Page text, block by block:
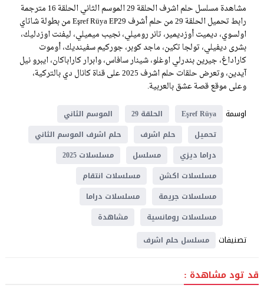
مشاهدة مسلسل حلم اشرف الحلقة 29 الموسم الثاني الحلقة 16 مترجمة
رابط تحميل الحلقة 29 من حلم أشرف Eşref Rüya EP29 من بطولة شاتاي
اولسوي، ديميت أوزديمير، تانر روميلي، نجيب ميميلي، ليفنت اوزدليك،
بشرى ديفيلي، تولجا تكين، ماجد كوبر، جوركيم سفينديك، أوموت
كاراداغ، جيرين بندرلي اوغلو، شينار سافاس، وابرار كاراباكان، ايبرو نيل
آيدين، وتعرض حلقات حلم اشرف 2025 على قناة كانال دي بالتركية،
وعلى موقع قصة عشق بالعربية.
اوسمة
Eşref Rüya الحلقة 29
الموسم الثاني
تحميل
حلم اشرف
حلم اشرف الموسم الثاني
دراما ديزي
مسلسل
مسلسلات 2025
مسلسلات اكشن
مسلسلات انتقام
مسلسلات جريمة
مسلسلات دراما
مسلسلات رومانسية
مشاهدة
تصنيفات مسلسل حلم اشرف
قد تود مشاهدة :